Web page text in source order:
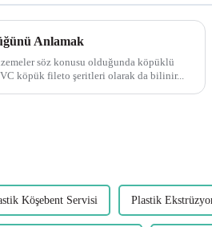
Anlamak
söz konusu olduğunda köpüklü
bir seçimdir. Plastik PVC köpük fileto şeritleri olarak da bilinir...
Köşebent Servisi Plastik